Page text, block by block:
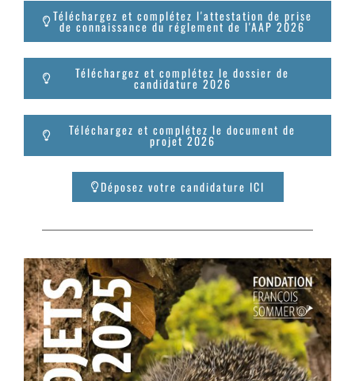
Téléchargez et complétez l'attestation de prise
de connaissance du réglement de l'AAP 2026
Téléchargez et complétez le dossier de
candidature 2026
Téléchargez et complétez le document de
projet 2026
Déposez votre candidature ICI